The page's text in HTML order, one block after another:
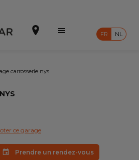
vous
FR NL
carrosserie nys
ce garage
Prendre un rendez-vous